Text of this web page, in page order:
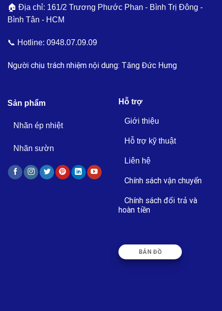
🏠 Địa chỉ: 161/2 Trương Phước Phan - Bình Trị Đông -
Bình Tân - HCM
📞 Hotline: 0948.07.09.09
Người chịu trách nhiệm nội dung: Tăng Đức Hưng
Sản phẩm
Nhãn ép nhiệt
Nhãn sườn
Hỗ trợ
Giới thiệu
Hỗ trợ kỹ thuật
Liên hệ
Chính sách vận chuyển
Chính sách đổi trả và
hoàn tiền
BẢN ĐỒ